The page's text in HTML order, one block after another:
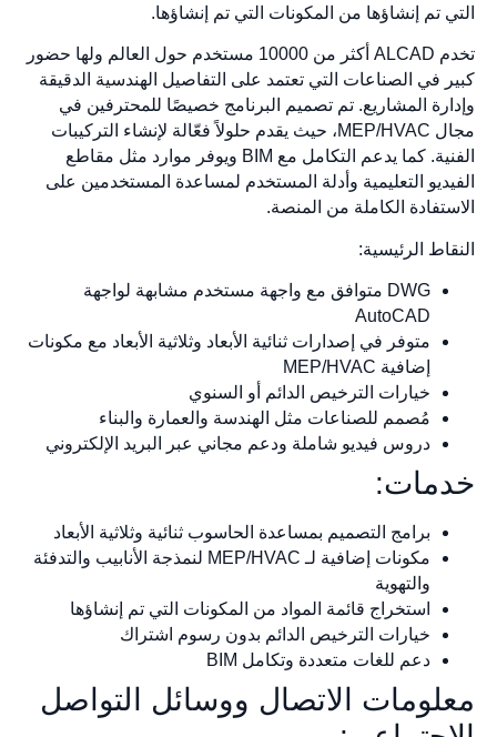
التي تم إنشاؤها من المكونات التي تم إنشاؤها.
تخدم ALCAD أكثر من 10000 مستخدم حول العالم ولها حضور
كبير في الصناعات التي تعتمد على التفاصيل الهندسية الدقيقة
وإدارة المشاريع. تم تصميم البرنامج خصيصًا للمحترفين في
مجال MEP/HVAC، حيث يقدم حلولاً فعّالة لإنشاء التركيبات
الفنية. كما يدعم التكامل مع BIM ويوفر موارد مثل مقاطع
الفيديو التعليمية وأدلة المستخدم لمساعدة المستخدمين على
الاستفادة الكاملة من المنصة.
النقاط الرئيسية:
DWG متوافق مع واجهة مستخدم مشابهة لواجهة
AutoCAD
متوفر في إصدارات ثنائية الأبعاد وثلاثية الأبعاد مع مكونات
إضافية MEP/HVAC
خيارات الترخيص الدائم أو السنوي
مُصمم للصناعات مثل الهندسة والعمارة والبناء
دروس فيديو شاملة ودعم مجاني عبر البريد الإلكتروني
خدمات:
برامج التصميم بمساعدة الحاسوب ثنائية وثلاثية الأبعاد
مكونات إضافية لـ MEP/HVAC لنمذجة الأنابيب والتدفئة
والتهوية
استخراج قائمة المواد من المكونات التي تم إنشاؤها
خيارات الترخيص الدائم بدون رسوم اشتراك
دعم للغات متعددة وتكامل BIM
معلومات الاتصال ووسائل التواصل